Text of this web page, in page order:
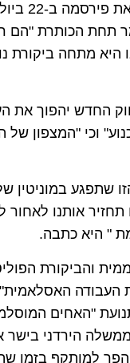
סוהיר
תחת הכותרת "הם
מתחה ביקורת
החדש יהפוך את
וכי "המצפון של
שתפגע במוניטין
" היא כתבה.
והביקורת
העבודה
"האחים
הירדני בישר
למותקף בזמן